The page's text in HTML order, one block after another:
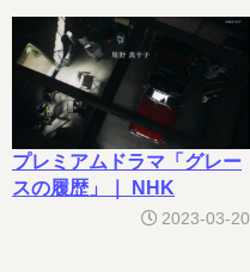
プレミアムドラマ「グレー
スの履歴」｜ NHK
2023-03-20